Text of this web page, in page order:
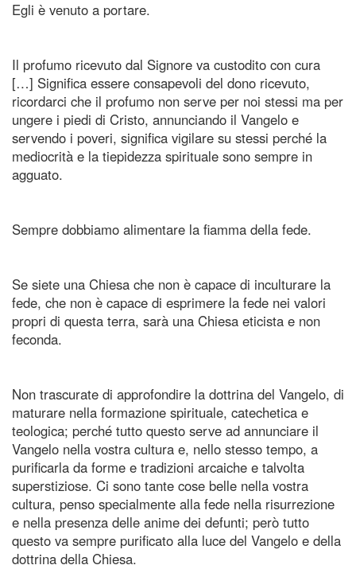
Egli è venuto a portare.
Il profumo ricevuto dal Signore va custodito con cura
[…] Significa essere consapevoli del dono ricevuto,
ricordarci che il profumo non serve per noi stessi ma per
ungere i piedi di Cristo, annunciando il Vangelo e
servendo i poveri, significa vigilare su stessi perché la
mediocrità e la tiepidezza spirituale sono sempre in
agguato.
Sempre dobbiamo alimentare la fiamma della fede.
Se siete una Chiesa che non è capace di inculturare la
fede, che non è capace di esprimere la fede nei valori
propri di questa terra, sarà una Chiesa eticista e non
feconda.
Non trascurate di approfondire la dottrina del Vangelo, di
maturare nella formazione spirituale, catechetica e
teologica; perché tutto questo serve ad annunciare il
Vangelo nella vostra cultura e, nello stesso tempo, a
purificarla da forme e tradizioni arcaiche e talvolta
superstiziose. Ci sono tante cose belle nella vostra
cultura, penso specialmente alla fede nella risurrezione
e nella presenza delle anime dei defunti; però tutto
questo va sempre purificato alla luce del Vangelo e della
dottrina della Chiesa.